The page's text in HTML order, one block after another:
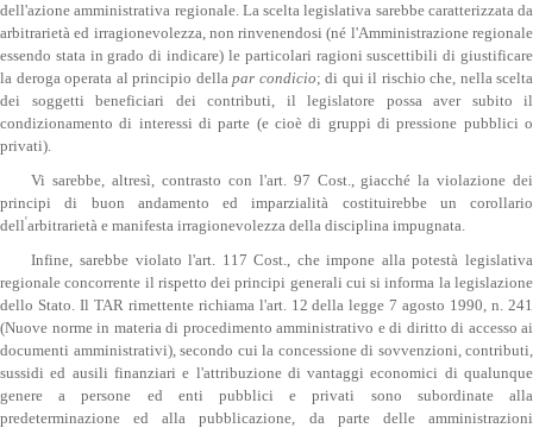
dell'azione amministrativa regionale. La scelta legislativa sarebbe caratterizzata da
arbitrarietà ed irragionevolezza, non rinvenendosi (né l'Amministrazione regionale
essendo stata in grado di indicare) le particolari ragioni suscettibili di giustificare
la deroga operata al principio della par condicio; di qui il rischio che, nella scelta
dei soggetti beneficiari dei contributi, il legislatore possa aver subito il
condizionamento di interessi di parte (e cioè di gruppi di pressione pubblici o
privati).
Vi sarebbe, altresì, contrasto con l'art. 97 Cost., giacché la violazione dei
principi di buon andamento ed imparzialità costituirebbe un corollario
dell'arbitrarietà e manifesta irragionevolezza della disciplina impugnata.
Infine, sarebbe violato l'art. 117 Cost., che impone alla potestà legislativa
regionale concorrente il rispetto dei principi generali cui si informa la legislazione
dello Stato. Il TAR rimettente richiama l'art. 12 della legge 7 agosto 1990, n. 241
(Nuove norme in materia di procedimento amministrativo e di diritto di accesso ai
documenti amministrativi), secondo cui la concessione di sovvenzioni, contributi,
sussidi ed ausili finanziari e l'attribuzione di vantaggi economici di qualunque
genere a persone ed enti pubblici e privati sono subordinate alla
predeterminazione ed alla pubblicazione, da parte delle amministrazioni